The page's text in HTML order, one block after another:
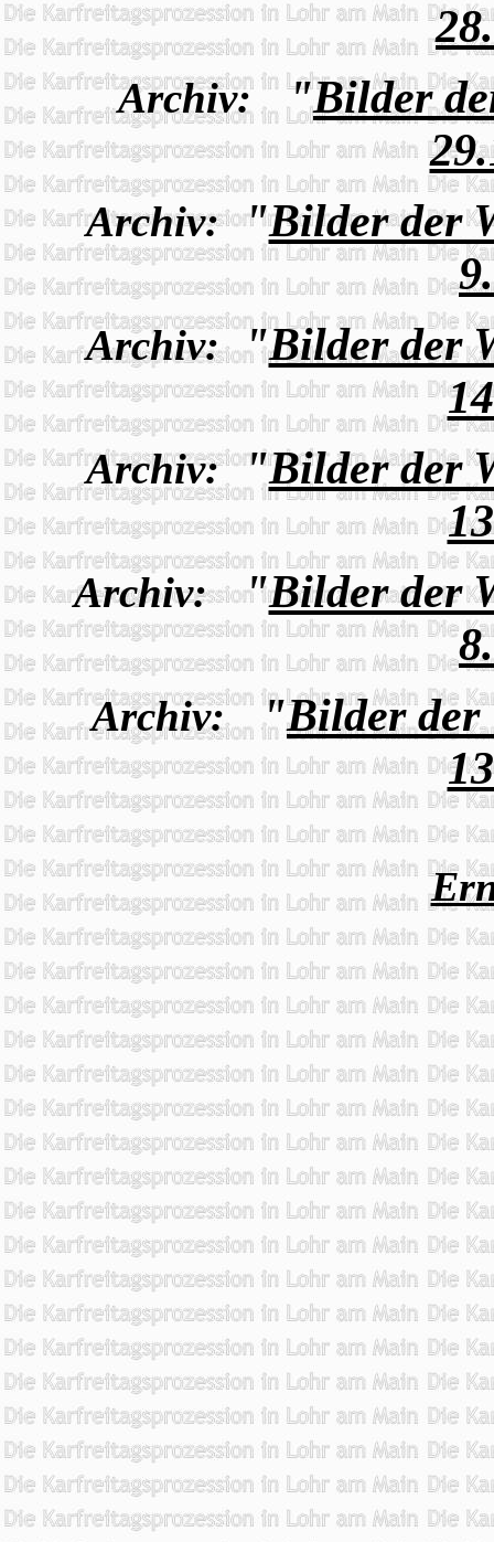
Archiv: "Bilder
Archiv:"Bilder der
Archiv: "Bilder der
Archiv: "Bilder der
Archiv: "Bilder der
Archiv: "Bilder der